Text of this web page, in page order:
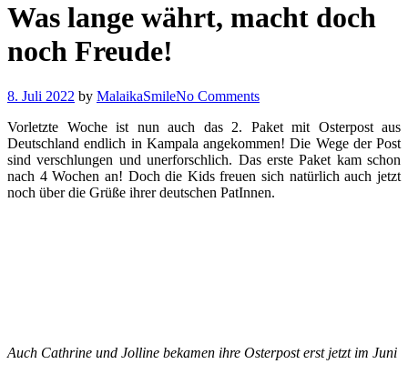
Was lange währt, macht doch
noch Freude!
8. Juli 2022 by MalaikaSmileNo Comments
Vorletzte Woche ist nun auch das 2. Paket mit Osterpost aus
Deutschland endlich in Kampala angekommen! Die Wege der Post
sind verschlungen und unerforschlich. Das erste Paket kam schon
nach 4 Wochen an! Doch die Kids freuen sich natürlich auch jetzt
noch über die Grüße ihrer deutschen PatInnen.
Auch Cathrine und Jolline bekamen ihre Osterpost erst jetzt im Juni